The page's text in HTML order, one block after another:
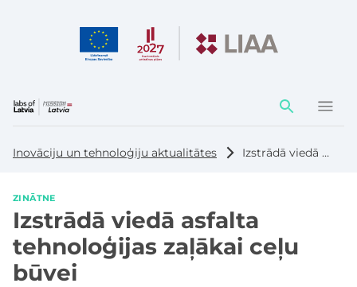
Darbības
elementi
Inovāciju un tehnoloģiju aktualitātes Izstrādā viedā asfalta tehnoloģijas zaļākai ceļu būvei
ZINĀTNE
Izstrādā viedā asfalta
tehnoloģijas zaļākai ceļu
būvei